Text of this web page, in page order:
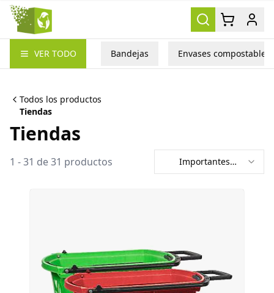
Packea
VER TODO Bandejas Envases compostables
Todos los productos
Tiendas
Tiendas
1 -31 de31 productos
Importantes
primero